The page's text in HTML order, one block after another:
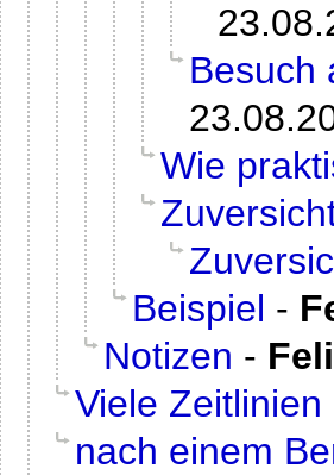
Besuch
Wie
Beispiel -
Notizen -
Viele Zeitlinien
nach einem